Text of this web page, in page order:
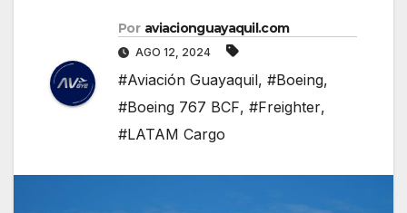
Por aviacionguayaquil.com
AGO 12, 2024
#Aviación Guayaquil, #Boeing,
#Boeing 767 BCF, #Freighter,
#LATAM Cargo